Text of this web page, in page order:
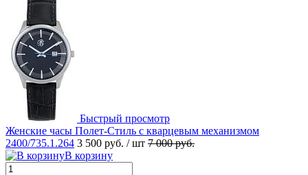
Быстрый просмотр
Женские часы Полет-Стиль с кварцевым механизмом
2400/735.1.264 3 500 руб. / шт 7 000 руб.
В корзину